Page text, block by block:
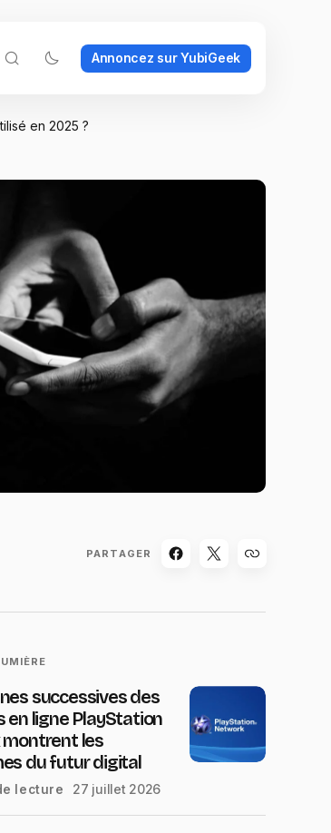
Annoncez sur YubiGeek
en 2025 ?
PARTAGER
successives des
en ligne PlayStation
montrent les
du futur digital
lecture 27 juillet 2026